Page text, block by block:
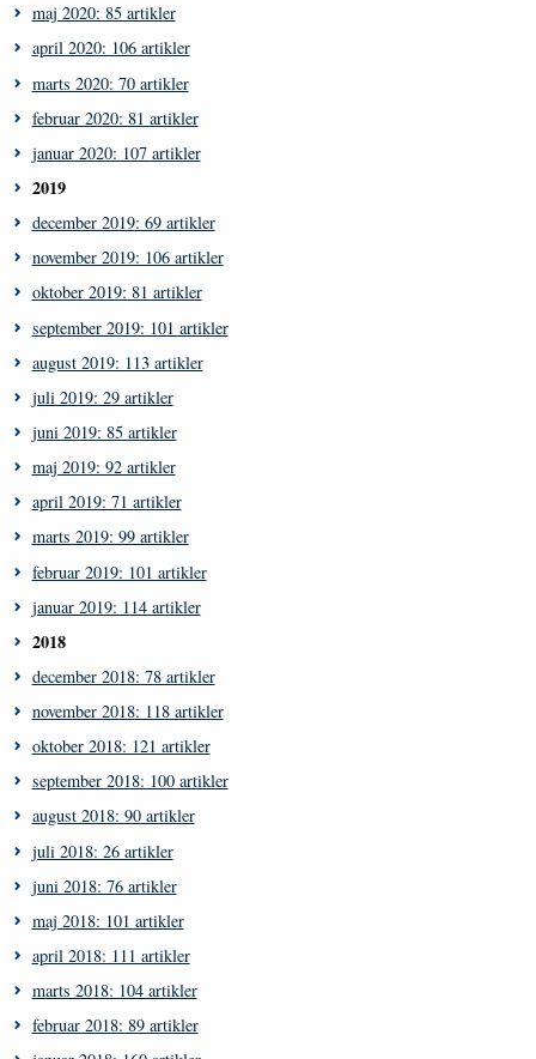
maj 2020: 85 artikler
april 2020: 106 artikler
marts 2020: 70 artikler
februar 2020: 81 artikler
januar 2020: 107 artikler
2019
december 2019: 69 artikler
november 2019: 106 artikler
oktober 2019: 81 artikler
september 2019: 101 artikler
august 2019: 113 artikler
juli 2019: 29 artikler
juni 2019: 85 artikler
maj 2019: 92 artikler
april 2019: 71 artikler
marts 2019: 99 artikler
februar 2019: 101 artikler
januar 2019: 114 artikler
2018
december 2018: 78 artikler
november 2018: 118 artikler
oktober 2018: 121 artikler
september 2018: 100 artikler
august 2018: 90 artikler
juli 2018: 26 artikler
juni 2018: 76 artikler
maj 2018: 101 artikler
april 2018: 111 artikler
marts 2018: 104 artikler
februar 2018: 89 artikler